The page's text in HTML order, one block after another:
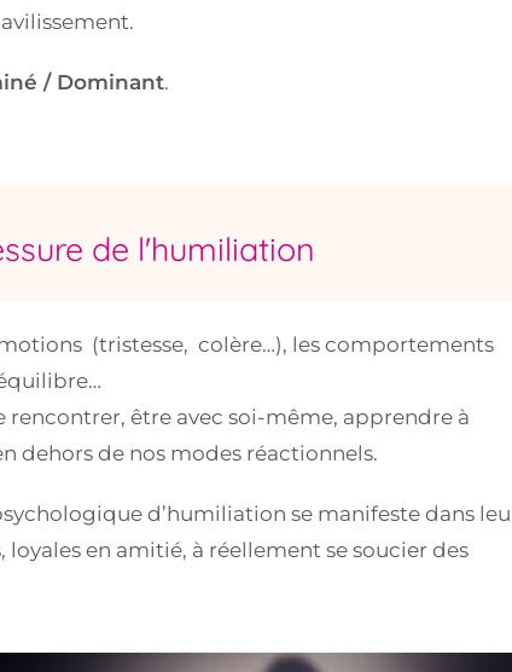
/ Dominant.
de l'humiliation
(tristesse, colère…), les comportements
rencontrer, être avec soi-même, apprendre à
dehors de nos modes réactionnels.
d’humiliation se manifeste dans
en amitié, à réellement se soucier des